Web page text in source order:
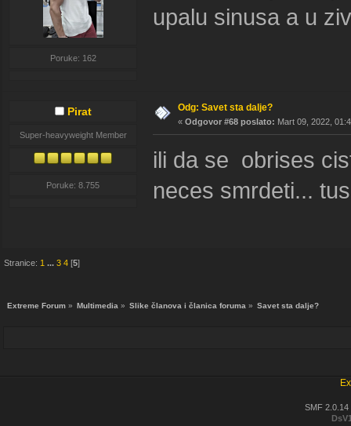
Poruke: 162
upalu sinusa a u
Pirat
Super-heavyweight Member
Poruke: 8.755
Odg: Savet sta dalje?
« Odgovor #68 poslato: Mart 09, 2022,
ili da se obrises
neces smrdeti...
Stranice: 1 ...3 4 [5]
Extreme Forum » Multimedia » Slike članova i članica foruma » Savet sta dalje?
SMF 2.0.14